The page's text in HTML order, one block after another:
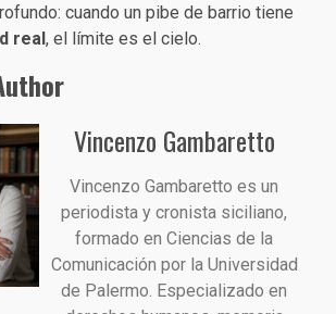
cuando un pibe de barrio tiene
real, el límite es el cielo.
Vincenzo Gambaretto
Vincenzo Gambaretto es un
periodista y cronista siciliano,
formado en Ciencias de la
Comunicación por la Universidad
de Palermo. Especializado en